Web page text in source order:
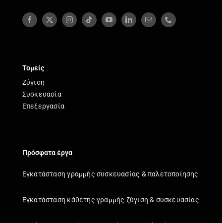
Τομείς
Ζύγιση
Συσκευασία
Επεξεργασία
Πρόσφατα έργα
Εγκατάσταση γραμμής συσκευασίας & παλετοποίησης
Εγκατάσταση κάθετης γραμμής ζύγιση & συσκευασίας